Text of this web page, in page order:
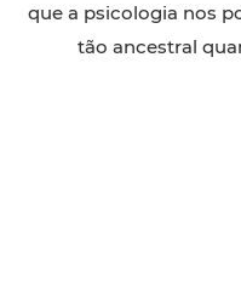
que a psicologia nos
tão ancestral